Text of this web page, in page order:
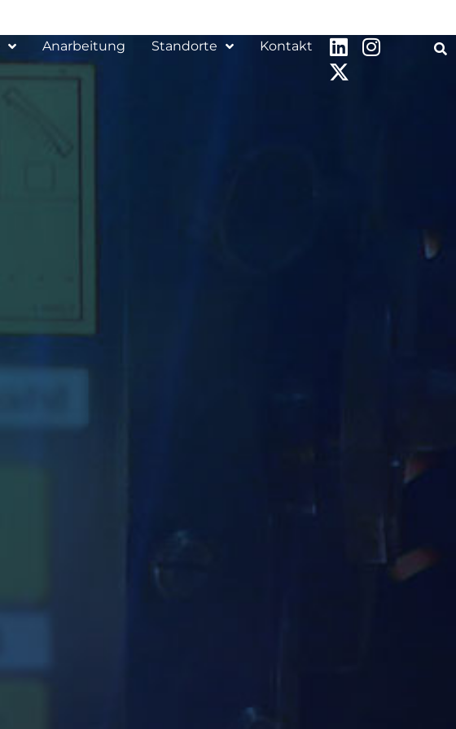
Anarbeitung Standorte Kontakt